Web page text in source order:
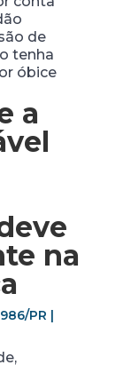
de
tenha
óbice
a
na
PR |